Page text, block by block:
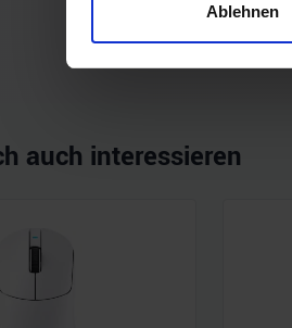
Erfahren Sie mehr
Website an unsere
Ablehnen
« Zurück
auch interessieren